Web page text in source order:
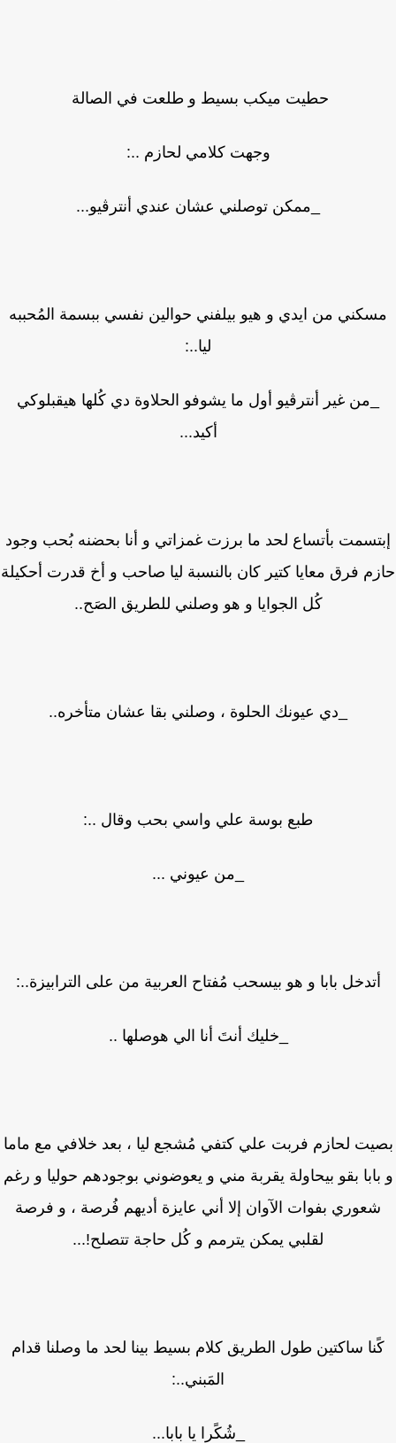
حطيت ميكب بسيط و طلعت في الصالة
وجهت كلامي لحازم ..:
_ممكن توصلني عشان عندي أنترڤيو...
من ايدي و هيو بيلفني حوالين نفسي ببسمة المُحببه
ليا..:
_من غير أنترڤيو أول ما يشوفو الحلاوة دي كُلها هيقبلوكي
أكيد...
بأتساع لحد ما برزت غمزاتي و أنا بحضنه بُحب وجود
فرق معايا كتير كان بالنسبة ليا صاحب و أخ قدرت أحكيلة
كُل الجوايا و هو وصلني للطريق الصَح..
_دي عيونك الحلوة ، وصلني بقا عشان متأخره..
طبع بوسة علي واسي بحب وقال ..:
_من عيوني ...
أتدخل بابا و هو بيسحب مُفتاح العربية من على الترابيزة..:
_خليك أنتَ أنا الي هوصلها ..
لحازم فربت علي كتفي مُشجع ليا ، بعد خلافي مع ماما
بقو بيحاولة يقربة مني و يعوضوني بوجودهم حوليا و رغم
شعوري بفوات الآوان إلا أني عايزة أديهم فُرصة ، و فرصة
لقلبي يمكن يترمم و كُل حاجة تتصلح!...
ساكتين طول الطريق كلام بسيط بينا لحد ما وصلنا قدام
المَبني..:
_شُكًرا يا بابا...